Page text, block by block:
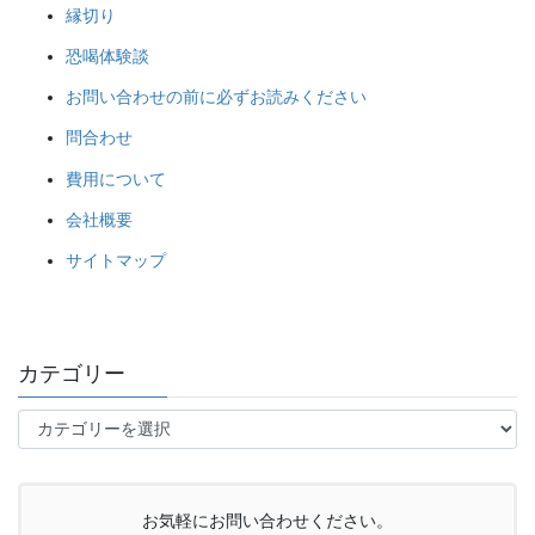
縁切り
恐喝体験談
お問い合わせの前に必ずお読みください
問合わせ
費用について
会社概要
サイトマップ
カテゴリー
テ
お気軽にお問い合わせください。